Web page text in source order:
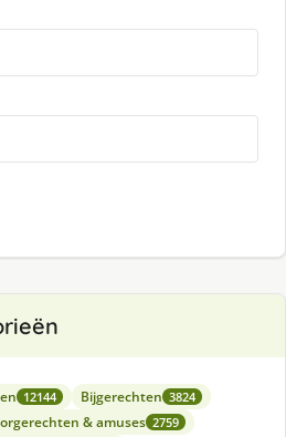
12144 Bijgerechten 3824
& amuses 2759